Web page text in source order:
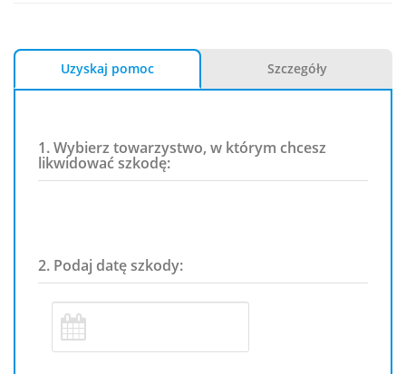
Uzyskaj pomoc Szczegóły
1. Wybierz towarzystwo, w którym chcesz
likwidować szkodę:
2. Podaj datę szkody: